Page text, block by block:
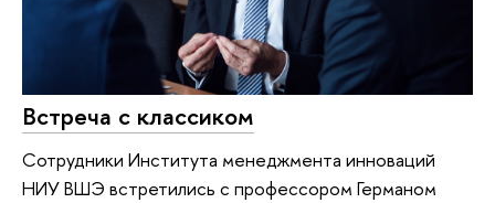
Встреча с классиком
Сотрудники Института менеджмента инноваций
НИУ ВШЭ встретились с профессором Германом